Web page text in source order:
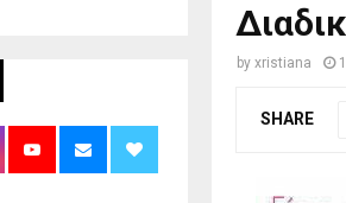
by xristiana
SHARE